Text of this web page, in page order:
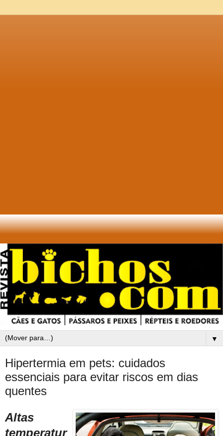
▼
Hipertermia em pets: cuidados
essenciais para evitar riscos em dias
quentes
Altas
temperatur